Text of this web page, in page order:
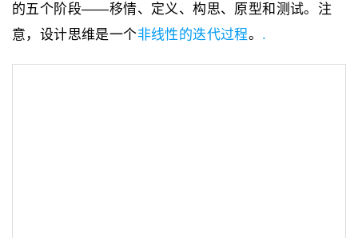
的五个阶段——移情、定义、构思、原型和测试。注
意，设计思维是一个非线性的迭代过程。 .